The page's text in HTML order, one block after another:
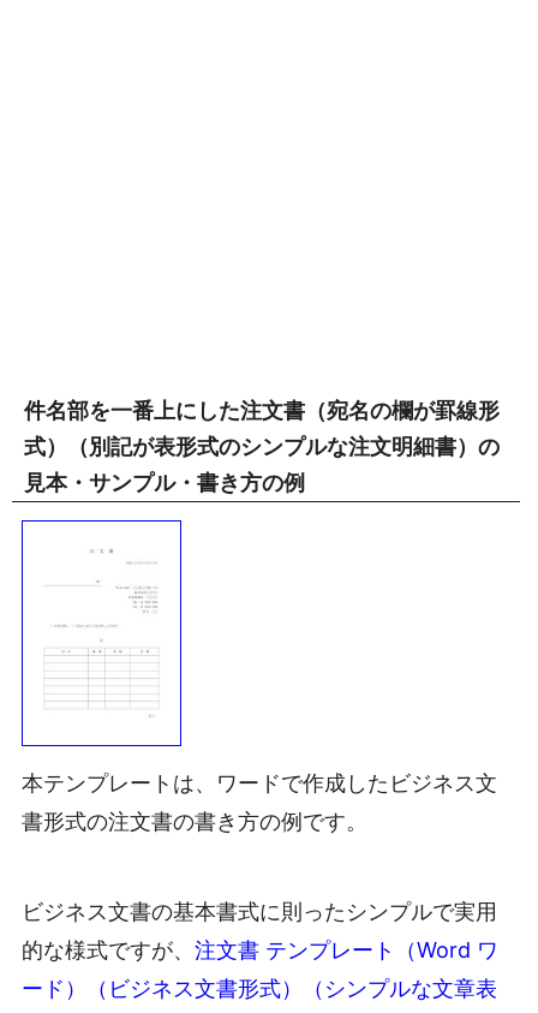
件名部を一番上にした注文書（宛名の欄が罫線形
式）（別記が表形式のシンプルな注文明細書）の
見本・サンプル・書き方の例
本テンプレートは、ワードで作成したビジネス文
書形式の注文書の書き方の例です。
ビジネス文書の基本書式に則ったシンプルで実用
的な様式ですが、 注文書 テンプレート（Word ワ
ード）（ビジネス文書形式）（シンプルな文章表